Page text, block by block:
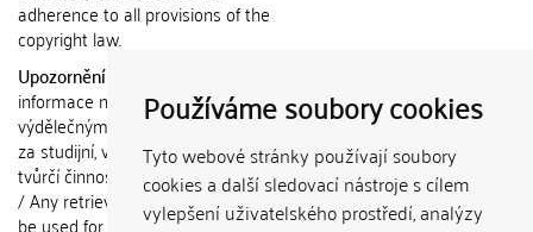
Používáme soubory cookies
Tyto webové stránky používají soubory
cookies a další sledovací nástroje s cílem
vylepšení uživatelského prostředí, analýzy
adherence to all provisions of the
copyright law.
Upozornění / Notice:
informace nemohou být použity k
výdělečným účelům nebo vydávány
za studijní, vědeckou nebo jinou
tvůrčí činnost jiné osoby než autora.
/ Any retrieved information shall not
be used for any commercial